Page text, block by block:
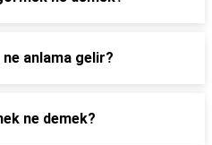
anlama gelir?
ne demek?